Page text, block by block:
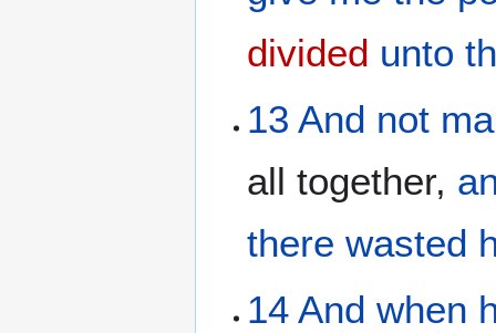
divided unto
13 And not
all together,
there wasted
14 And when